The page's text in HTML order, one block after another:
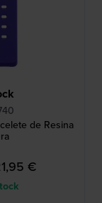
de Resina
€